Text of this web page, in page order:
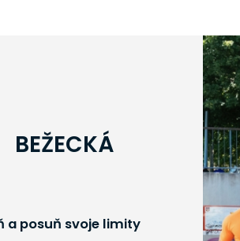
a posuň svoje limity